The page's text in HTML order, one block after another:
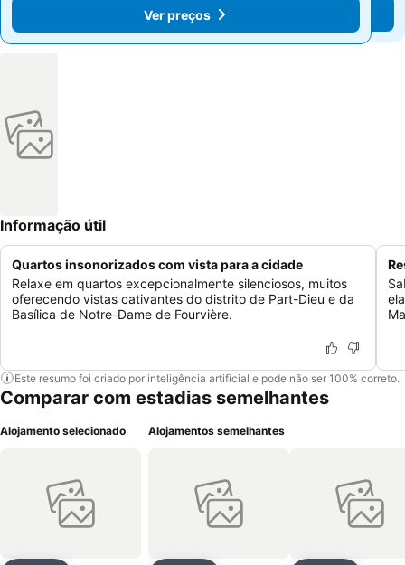
Ver preços
Ver preços
Informação útil
Quartos insonorizados com vista para a cidade
Relaxe em quartos excepcionalmente silenciosos, muitos
oferecendo vistas cativantes do distrito de Part-Dieu e da
Basílica de Notre-Dame de Fourvière.
Este resumo foi criado por inteligência artificial e pode não ser 100% correto.
Comparar com estadias semelhantes
Alojamento selecionado Alojamentos semelhantes